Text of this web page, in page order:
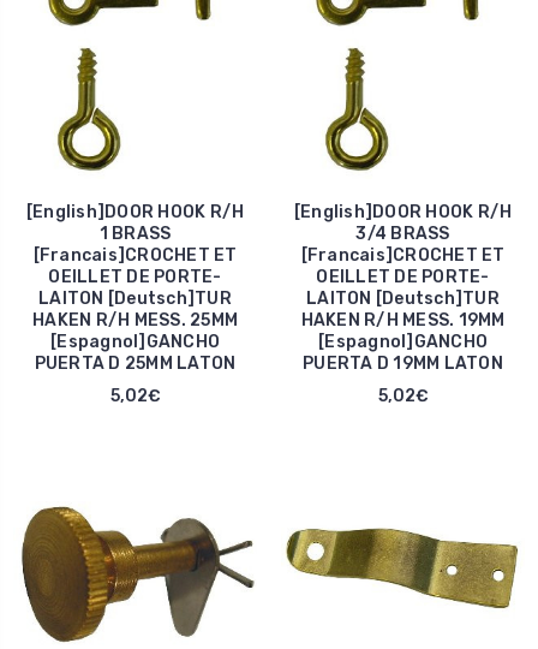
[English]DOOR HOOK R/H
1 BRASS
[Francais]CROCHET ET
OEILLET DE PORTE-
LAITON [Deutsch]TUR
HAKEN R/H MESS. 25MM
[Espagnol]GANCHO
PUERTA D 25MM LATON
5,02€
[English]DOOR HOOK R/H
3/4 BRASS
[Francais]CROCHET ET
OEILLET DE PORTE-
LAITON [Deutsch]TUR
HAKEN R/H MESS. 19MM
[Espagnol]GANCHO
PUERTA D 19MM LATON
5,02€